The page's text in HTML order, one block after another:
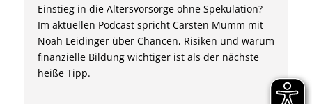
Einstieg in die Altersvorsorge ohne Spekulation?
Im aktuellen Podcast spricht Carsten Mumm mit
Noah Leidinger über Chancen, Risiken und warum
finanzielle Bildung wichtiger ist als der nächste
heiße Tipp.